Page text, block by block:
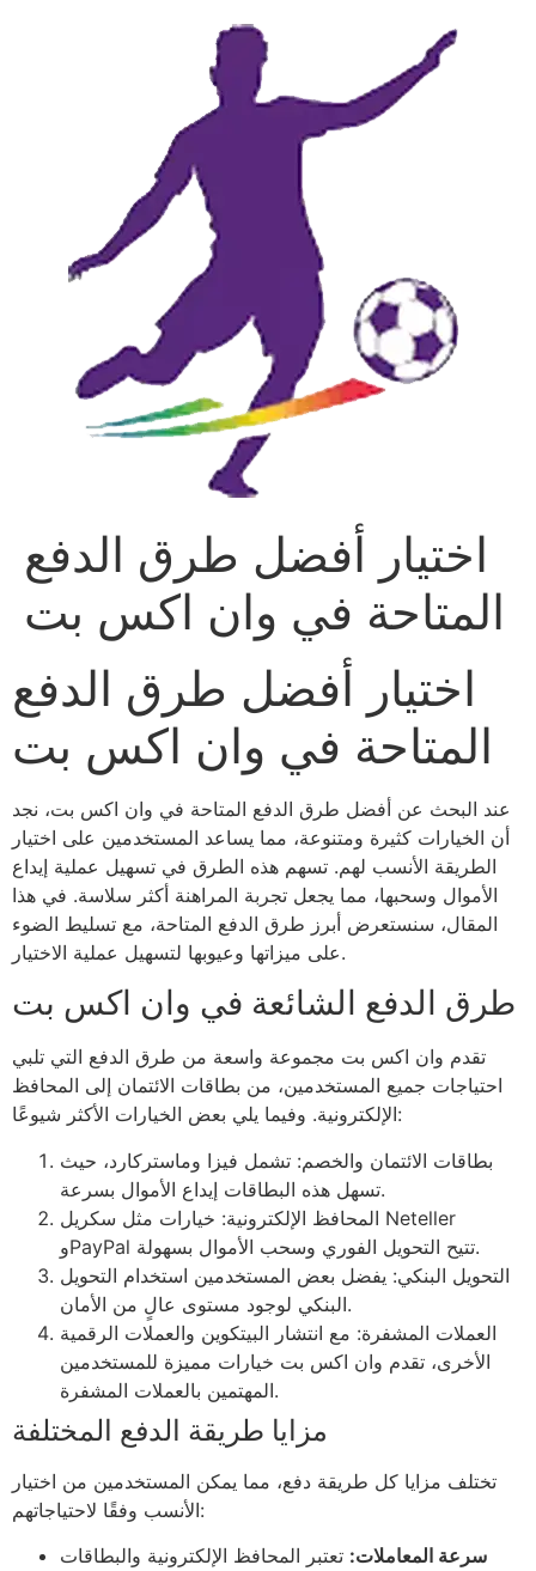
اختيار أفضل طرق الدفع
المتاحة في وان اكس بت
اختيار أفضل طرق الدفع
المتاحة في وان اكس بت
عند البحث عن أفضل طرق الدفع المتاحة في وان اكس بت، نجد
أن الخيارات كثيرة ومتنوعة، مما يساعد المستخدمين على اختيار
الطريقة الأنسب لهم. تسهم هذه الطرق في تسهيل عملية إيداع
الأموال وسحبها، مما يجعل تجربة المراهنة أكثر سلاسة. في هذا
المقال، سنستعرض أبرز طرق الدفع المتاحة، مع تسليط الضوء
على ميزاتها وعيوبها لتسهيل عملية الاختيار.
طرق الدفع الشائعة في وان اكس بت
تقدم وان اكس بت مجموعة واسعة من طرق الدفع التي تلبي
احتياجات جميع المستخدمين، من بطاقات الائتمان إلى المحافظ
الإلكترونية. وفيما يلي بعض الخيارات الأكثر شيوعًا:
بطاقات الائتمان والخصم: تشمل فيزا وماستركارد، حيث
تسهل هذه البطاقات إيداع الأموال بسرعة.
المحافظ الإلكترونية: خيارات مثل سكريل Neteller
وPayPal تتيح التحويل الفوري وسحب الأموال بسهولة.
التحويل البنكي: يفضل بعض المستخدمين استخدام التحويل
البنكي لوجود مستوى عالٍ من الأمان.
العملات المشفرة: مع انتشار البيتكوين والعملات الرقمية
الأخرى، تقدم وان اكس بت خيارات مميزة للمستخدمين
المهتمين بالعملات المشفرة.
مزايا طريقة الدفع المختلفة
تختلف مزايا كل طريقة دفع، مما يمكن المستخدمين من اختيار
الأنسب وفقًا لاحتياجاتهم:
سرعة المعاملات: تعتبر المحافظ الإلكترونية والبطاقات